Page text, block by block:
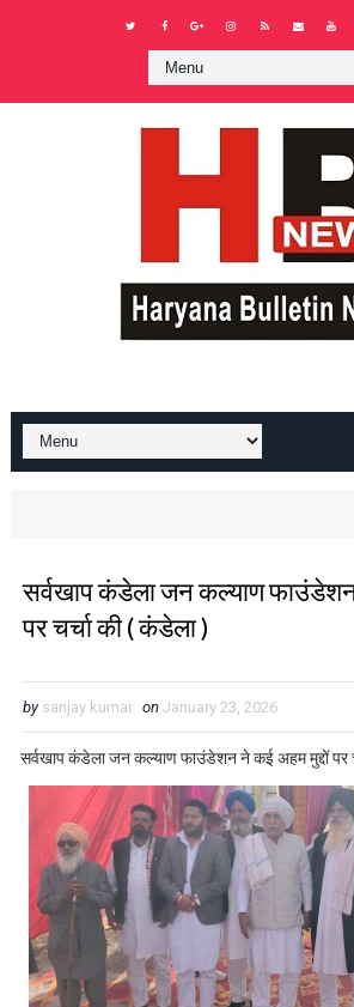
सर्वखाप कंडेला जन कल्याण फाउंडेशन
पर चर्चा की ( कंडेला )
by sanjay kumar on January 23, 2026
सर्वखाप कंडेला जन कल्याण फाउंडेशन ने कई अहम मुद्दों पर